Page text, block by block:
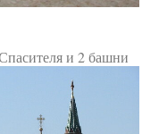
и 2 башни